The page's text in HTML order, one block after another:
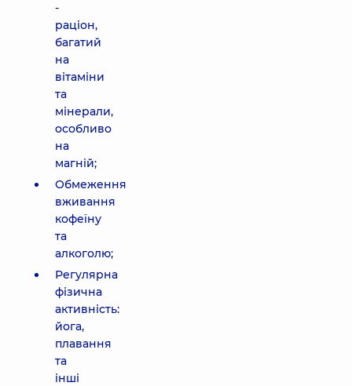
-
раціон,
багатий
на
вітаміни
та
мінерали,
особливо
на
магній;
Обмеження
вживання
кофеїну
та
алкоголю;
Регулярна
фізична
активність:
йога,
плавання
та
інші